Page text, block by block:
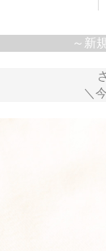
変化するくる
変化するまま
PLAY FOOD
LINEUP
PARTS
LINEUP
LINEUP
LINEUP
LINEUP
PARTS
LINEUP
PARTS
LINEUP
PARTS
LINEUP
PARTS
LINEUP
LINEUP
LINEUP
PARTS
LINEUP
PARTS
Memory Box
＼New／木製
amimals（手
トンラトル）
HOPPL Closet
LINEUP
REBORN PROJECT
AFTER SERVICE
KIDS DESIGN
SDGs HOPPL
～新
＼